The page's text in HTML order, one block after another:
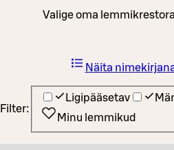
Valige oma
Filter:
Ligipääsetav
Minu lemmikud
Näita